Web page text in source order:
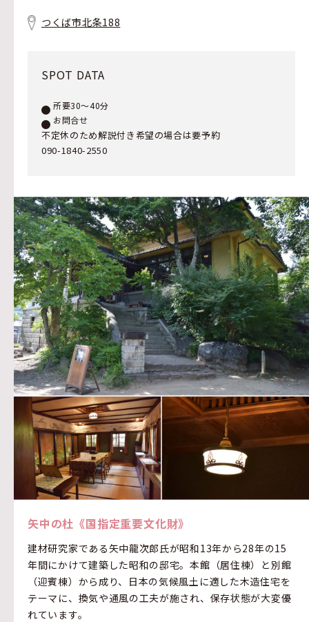
つくば市北条188
SPOT DATA
所要30〜40分
お問合せ
不定休のため解説付き希望の場合は要予約
090-1840-2550
矢中の杜《国指定重要文化財》
建材研究家である矢中龍次郎氏が昭和13年から28年の15
年間にかけて建築した昭和の邸宅。本館（居住棟）と別館
（迎賓棟）から成り、日本の気候風土に適した木造住宅を
テーマに、換気や通風の工夫が施され、保存状態が大変優
れています。